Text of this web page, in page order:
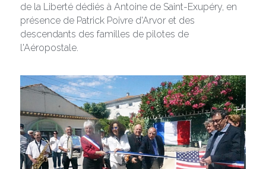
de la Liberté dédiés à Antoine de Saint-Exupéry, en
présence de Patrick Poivre d'Arvor et des
descendants des familles de pilotes de
l'Aéropostale.